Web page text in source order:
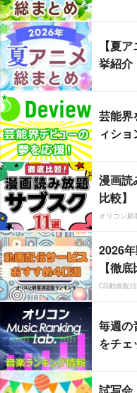
【夏
挙紹介
芸能
ィシ
漫画読
比較】
オリコン顧
2026
【徹底
CS動画配
毎週の
をチェ
試写会